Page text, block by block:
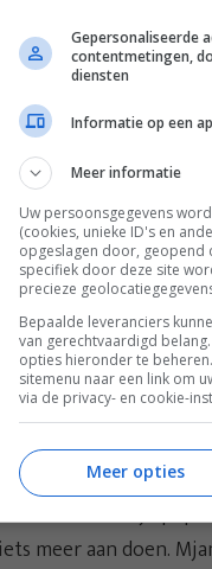
van salie
chill. Beetje
meer aan doen.
Gepersonaliseerde
contentmetingen,
diensten
Informatie op een
Meer informatie
Uw persoonsgegevens
(cookies, unieke ID's en
opgeslagen door, geopend
specifiek door deze site
precieze
Bepaalde leveranciers
van gerechtvaardigd
opties hieronder te
sitemenu naar een link om
via de privacy- en cookie-
Meer opties